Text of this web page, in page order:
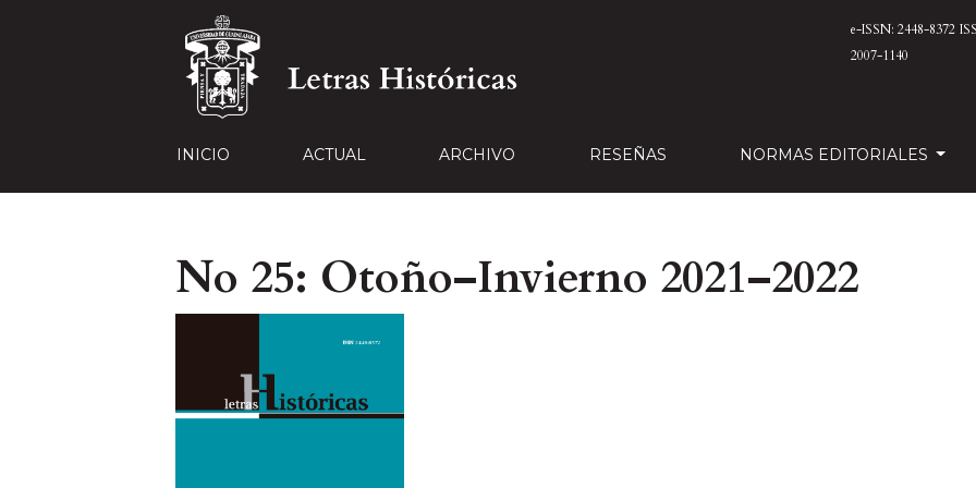
e-ISSN: 2448-8372
2007-1140
INICIO ACTUAL ARCHIVO RESEÑAS NORMAS EDITORIALES
No 25: Otoño–Invierno 2021–2022